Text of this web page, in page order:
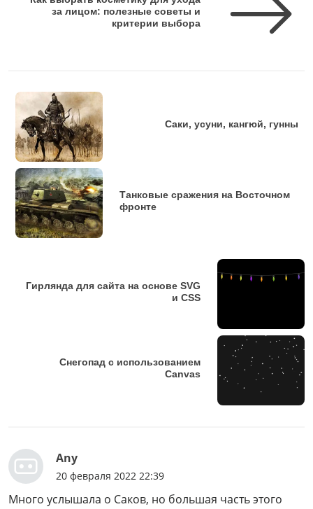
за лицом: полезные советы и
критерии выбора
Саки, усуни, кангюй, гунны
Танковые сражения на Восточном
фронте
Гирлянда для сайта на основе SVG
и CSS
Снегопад с использованием
Canvas
Any
20 февраля 2022 22:39
Много услышала о Саков, но большая часть этого